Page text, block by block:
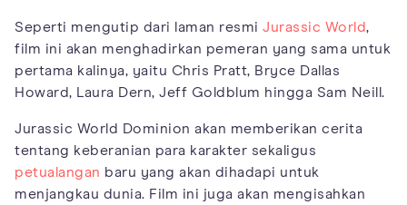
Seperti mengutip dari laman resmi Jurassic World,
film ini akan menghadirkan pemeran yang sama untuk
pertama kalinya, yaitu Chris Pratt, Bryce Dallas
Howard, Laura Dern, Jeff Goldblum hingga Sam Neill.
Jurassic World Dominion akan memberikan cerita
tentang keberanian para karakter sekaligus
petualangan baru yang akan dihadapi untuk
menjangkau dunia. Film ini juga akan mengisahkan